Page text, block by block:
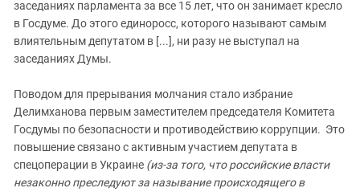
заседаниях парламента за все 15 лет, что он занимает кресло
в Госдуме. До этого единоросс, которого называют самым
влиятельным депутатом в [...], ни разу не выступал на
заседаниях Думы.
Поводом для прерывания молчания стало избрание
Делимханова первым заместителем председателя Комитета
Госдумы по безопасности и противодействию коррупции. Это
повышение связано с активным участием депутата в
спецоперации в Украине (из-за того, что российские власти
незаконно преследуют за называние происходящего в